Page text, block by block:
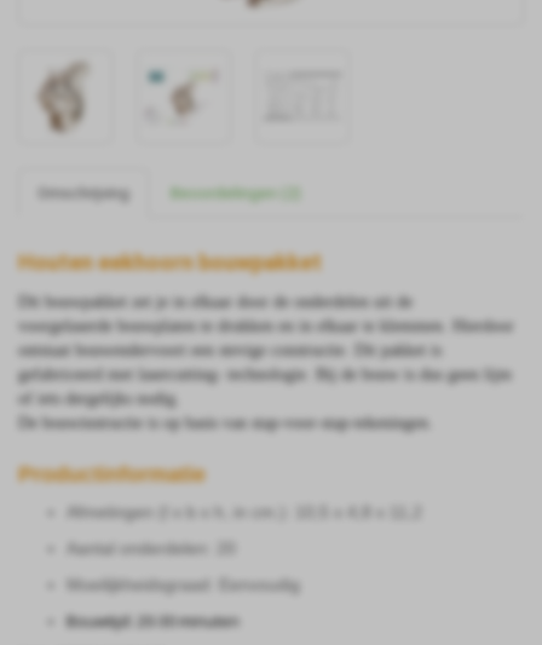
Omschrijving Beoordelingen (2)
Houten eekhoorn bouwpakket
Dit bouwpakket zet je in elkaar door de onderdelen uit de
voorgelaserde bouwplaten te drukken en in elkaar te klemmen. Hierdoor
ontstaat bouwendervoort een stevige constructie. Dit pakket is
gefabriceerd met lasercutting- technologie.
Bij de bouw is dus geen lijm
of iets dergelijks nodig.
De bouwinstructie is op basis van stap-voor-stap-tekeningen.
Productinformatie
Afmetingen (l x b x h, in cm.): 10,5 x 4,8 x 11,2
Aantal onderdelen: 20
Moeilijkheidsgraad: Eenvoudig
Bouwtijd: 20-30 minuten